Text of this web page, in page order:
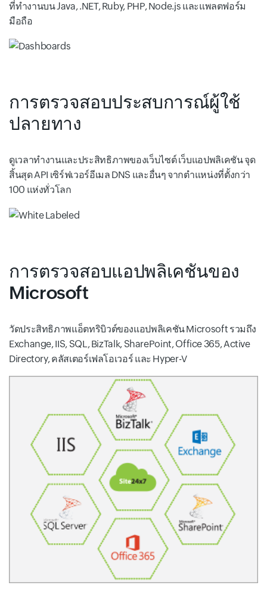
ที่ทำงานบน Java, .NET, Ruby, PHP, Node.js และแพลตฟอร์ม
มือถือ
การตรวจสอบประสบการณ์ผู้ใช้
ปลายทาง
ดูเวลาทำงานและประสิทธิภาพของเว็บไซต์ เว็บแอปพลิเคชัน จุด
สิ้นสุด API เซิร์ฟเวอร์อีเมล DNS และอื่นๆ จากตำแหน่งที่ตั้งกว่า
100 แห่งทั่วโลก
การตรวจสอบแอปพลิเคชันของ
Microsoft
วัดประสิทธิภาพแอ็ตทริบิวต์ของแอปพลิเคชัน Microsoft รวมถึง
Exchange, IIS, SQL, BizTalk, SharePoint, Office 365, Active
Directory, คลัสเตอร์เฟลโอเวอร์ และ Hyper-V